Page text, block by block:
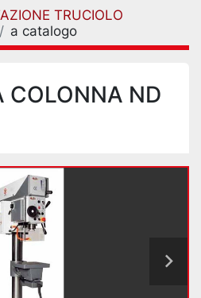
TRUCIOLO
a catalogo
COLONNA ND